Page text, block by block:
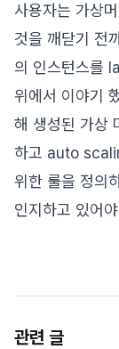
사용자는 가상
것을 깨닫기 전
의 인스턴스를
위에서 이야기
해 생성된 가상
하고 auto
위한 룰을 정의
인지하고 있어
관련 글